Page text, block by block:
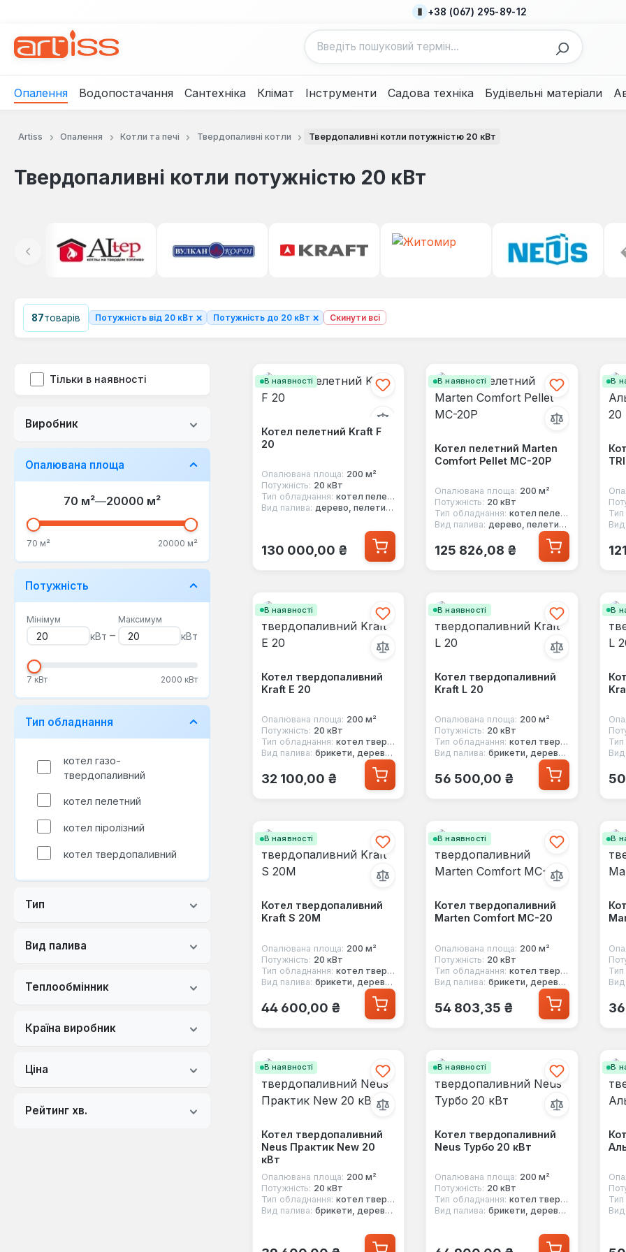
+38 (067) 295-89-12
Опалення Водопостачання Сантехніка Клімат Інструменти Садова техніка Будівельні матеріали
Artiss Опалення Котли та печі Твердопаливні котли Твердопаливні котли потужністю 20 кВт
Твердопаливні котли потужністю 20 кВт
87товарів Потужність від 20 кВт × Потужність до 20 кВт × Скинути всі
Тільки в наявності
Виробник
Опалювана площа
70 м²—20000 м²
70 м² 20000 м²
Потужність
Мінімум
кВт –
Максимум
кВт
7 кВт 2000 кВт
Тип обладнання
котел газо-
твердопаливний
котел пелетний
котел піролізний
котел твердопаливний
Тип
Вид палива
Теплообмінник
Країна виробник
Ціна
Рейтинг хв.
В наявності
Котел пелетний Kraft F
20
Опалювана площа: 200 м²
Потужність: 20 кВт
Тип обладнання: котел пелетний
Вид палива: дерево, пелети, вугілля
Звичайна ціна:
130 000,00 ₴
В наявності
Котел пелетний Marten
Comfort Pellet MC-20P
Опалювана площа: 200 м²
Потужність: 20 кВт
Тип обладнання: котел пелетний
Вид палива: дерево, пелети, вугілля
Звичайна ціна:
125 826,08 ₴
В
Вид
В наявності
Котел твердопаливний
Kraft E 20
Опалювана площа: 200 м²
Потужність: 20 кВт
Тип обладнання: котел твердопаливний
Вид палива: брикети, дерево, вугілля, стружка
Звичайна ціна:
32 100,00 ₴
В наявності
Котел твердопаливний
Kraft L 20
Опалювана площа: 200 м²
Потужність: 20 кВт
Тип обладнання: котел твердопаливний
Вид палива: брикети, дерево, вугілля, стружка
Звичайна ціна:
56 500,00 ₴
В
Вид
В наявності
Котел твердопаливний
Kraft S 20M
Опалювана площа: 200 м²
Потужність: 20 кВт
Тип обладнання: котел твердопаливний
Вид палива: брикети, дерево, вугілля, стружка
Звичайна ціна:
44 600,00 ₴
В наявності
Котел твердопаливний
Marten Comfort MC-20
Опалювана площа: 200 м²
Потужність: 20 кВт
Тип обладнання: котел твердопаливний
Вид палива: брикети, дерево, вугілля
Звичайна ціна:
54 803,35 ₴
В
Вид
В наявності
Котел твердопаливний
Neus Практик New 20
кВт
Опалювана площа: 200 м²
Потужність: 20 кВт
Тип обладнання: котел твердопаливний
Вид палива: брикети, дерево, вугілля, торф
Звичайна ціна:
В наявності
Котел твердопаливний
Neus Турбо 20 кВт
Опалювана площа: 200 м²
Потужність: 20 кВт
Тип обладнання: котел твердопаливний
Вид палива: брикети, дерево, вугілля, торф
Звичайна ціна:
В
Вид